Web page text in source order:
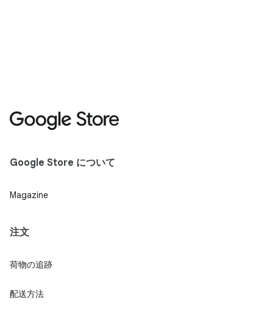
Google Store について
Magazine
注文
荷物の追跡
配送方法